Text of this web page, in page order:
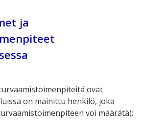
ja
ovat
on mainittu henkilö, joka
voi määrätä):